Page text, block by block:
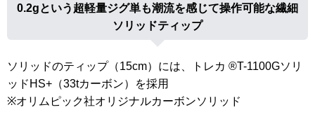
0.2gという超軽量ジグ単も潮流を感じて操作可能な繊細
ソリッドティップ
ソリッドのティップ（15cm）には、トレカ ®T-1100Gソリ
ッドHS+（33tカーボン）を採用
※オリムピック社オリジナルカーボンソリッド